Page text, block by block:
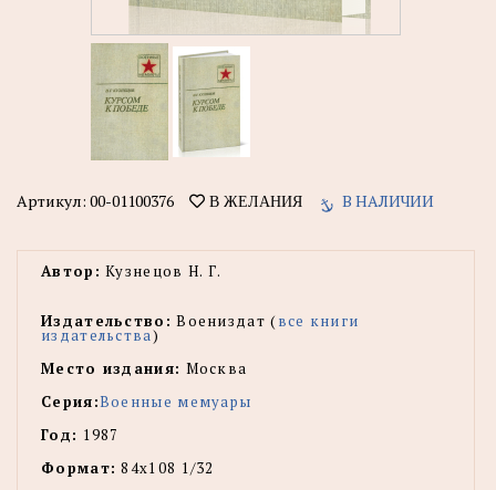
Артикул: 00-01100376 В ЖЕЛАНИЯ В НАЛИЧИИ
Автор: Кузнецов Н. Г.
Издательство: Воениздат (все книги
издательства)
Место издания: Москва
Серия:Военные мемуары
Год: 1987
Формат: 84х108 1/32